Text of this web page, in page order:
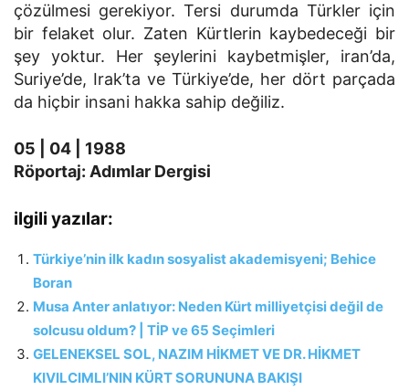
çözülmesi gerekiyor. Tersi durumda Türkler için
bir felaket olur. Zaten Kürtlerin kaybedeceği bir
şey yoktur. Her şeylerini kaybetmişler, iran’da,
Suriye’de, Irak’ta ve Türkiye’de, her dört parçada
da hiçbir insani hakka sahip değiliz.
05 | 04 | 1988
Röportaj: Adımlar Dergisi
ilgili yazılar:
Türkiye’nin ilk kadın sosyalist akademisyeni; Behice
Boran
Musa Anter anlatıyor: Neden Kürt milliyetçisi değil de
solcusu oldum? | TİP ve 65 Seçimleri
GELENEKSEL SOL, NAZIM HİKMET VE DR. HİKMET
KIVILCIMLI’NIN KÜRT SORUNUNA BAKIŞI